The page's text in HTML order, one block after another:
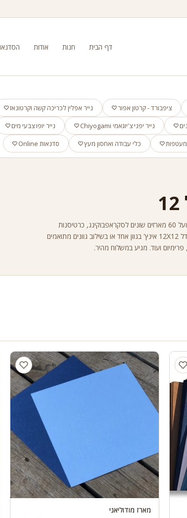
דף הבית חנות אודות
ציפבורד - קרטון אפור נייר אפלין לכריכה קשה וקרטונאז
נייר יפני צ'יוגאמי Chiyogami נייר יופו צבעי מים
מעטפות כלי עבודה ואחסון מעץ סדנאות Online
קטגוריית מארזי נייר 12 על 12 בהסדריה מציעה מעל 60 מארזים שונים לסקראפבוקינג, כרטיסנות
ויצירה בנייר. כל מארז כולל גיליונות נייר איכותי בגודל 12X12 אינץ' בגוון אחד או בשילוב גוונים מתואמים
ועוד. מגיע במשלוח מהיר.
מארז מודוליאני